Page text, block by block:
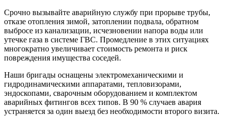
Срочно вызывайте аварийную службу при прорыве трубы,
отказе отопления зимой, затоплении подвала, обратном
выбросе из канализации, исчезновении напора воды или
утечке газа в системе ГВС. Промедление в этих ситуациях
многократно увеличивает стоимость ремонта и риск
повреждения имущества соседей.
Наши бригады оснащены электромеханическими и
гидродинамическими аппаратами, тепловизорами,
эндоскопами, сварочным оборудованием и комплектом
аварийных фитингов всех типов. В 90 % случаев авария
устраняется за один выезд без необходимости второго визита.